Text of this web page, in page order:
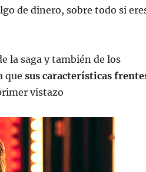
de dinero, sobre todo si
la saga y también de los
que sus características
vistazo